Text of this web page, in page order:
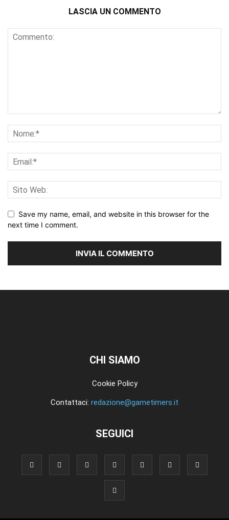
LASCIA UN COMMENTO
Save my name, email, and website in this browser for the
next time I comment.
CHI SIAMO
Cookie Policy
Contattaci: redazione@gametimers.it
SEGUICI